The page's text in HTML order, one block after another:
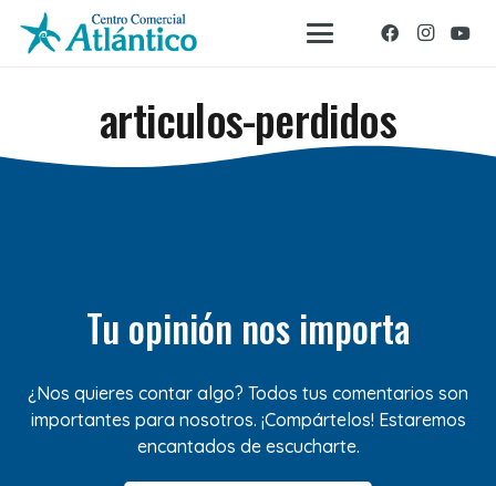
articulos-perdidos
Tu opinión nos importa
¿Nos quieres contar algo? Todos tus comentarios son
importantes para nosotros. ¡Compártelos! Estaremos
encantados de escucharte.